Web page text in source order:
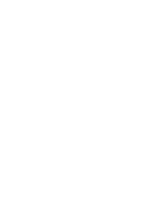
ein-/ausblenden